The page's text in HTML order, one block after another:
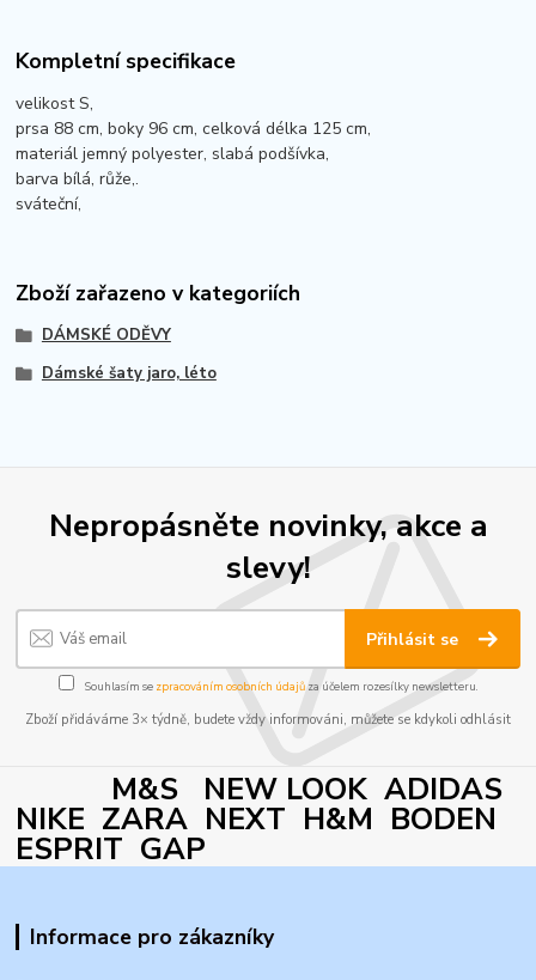
Kompletní specifikace
velikost S,
prsa 88 cm, boky 96 cm, celková délka 125 cm,
materiál jemný polyester, slabá podšívka,
barva bílá, růže,.
sváteční,
Zboží zařazeno v kategoriích
DÁMSKÉ ODĚVY
Dámské šaty jaro, léto
Nepropásněte novinky, akce a
slevy!
Přihlásit se
Souhlasím se zpracováním osobních údajůza účelem rozesílky newsletteru.
Zboží přidáváme 3× týdně, budete vždy informováni, můžete se kdykoli odhlásit
M&S NEW LOOK ADIDAS
NIKE ZARA NEXT H&M BODEN
ESPRIT GAP
Informace pro zákazníky